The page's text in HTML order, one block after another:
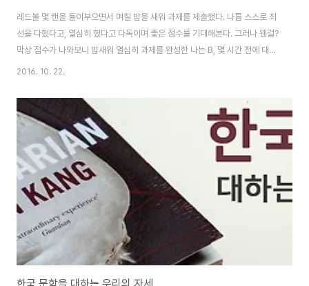
레드불 몇 캔을 들이부으면서 며칠 밤을 새워 과제를 제출했다. 나름 스스로 최
선을 다했다고, 열심히 했다고 다독이며 좋은 점수를 기대해본다. 그러나 웬걸?
막상 점수가 나와보니 밤새워 열심히 과제를 완성한 나는 B, 몇 시간 전에 대충
리포트를 끄적여 낸 친구는 A. 이해가 가지는 않지만, 그 친구는 원래 똑똑한 걸
록 내 노력의 가치를 교수님이 몰라 봐준 것 같아 계속 슬플 뿐이다. 하다못해
똑똑한 친구가 나보다 적은 노력으로 좋은 성적을 받아도 이렇게 마음이 불편
한데, 만약 학교에 얼굴도 안 비치고 심지어 교수님이 단 한 번도 출석이 않는다
며 F 확정이라고 수업 때 모든 학생 앞에서 지적했던 학생이 좋은 성적으로 학
기를 마친다면..
2016. 10. 22.